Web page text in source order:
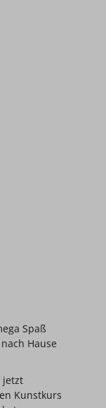
Spaß
Hause
jetzt
Kunstkurs